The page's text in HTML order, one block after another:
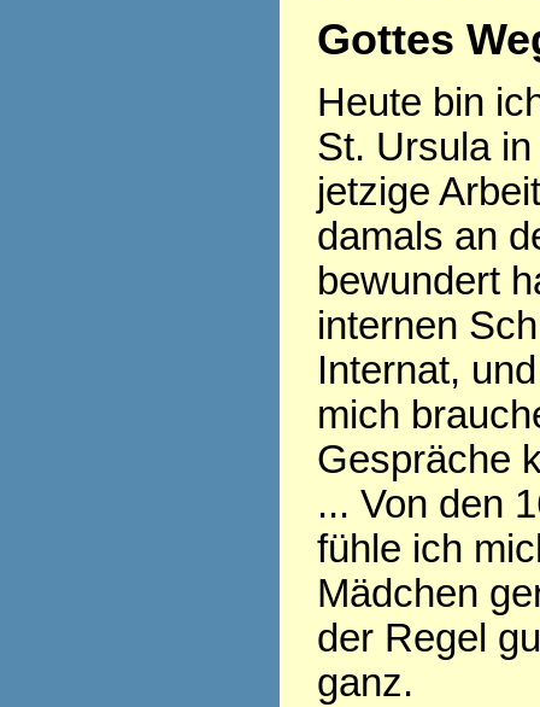
Gottes
Heute bin
St. Ursula
jetzige
damals an
bewundert
internen
Internat,
mich
Gespräche
... Von den
fühle ich
Mädchen
der Regel
ganz.